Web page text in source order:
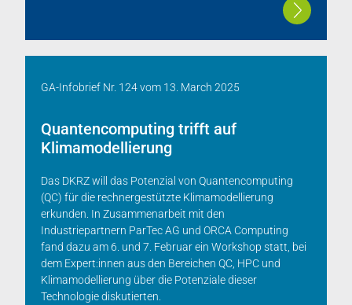
GA-Infobrief Nr. 124vom 13. March 2025
Quantencomputing trifft auf
Klimamodellierung
Das DKRZ will das Potenzial von Quantencomputing
(QC) für die rechnergestützte Klimamodellierung
erkunden. In Zusammenarbeit mit den
Industriepartnern ParTec AG und ORCA Computing
fand dazu am 6. und 7. Februar ein Workshop statt, bei
dem Expert:innen aus den Bereichen QC, HPC und
Klimamodellierung über die Potenziale dieser
Technologie diskutierten.